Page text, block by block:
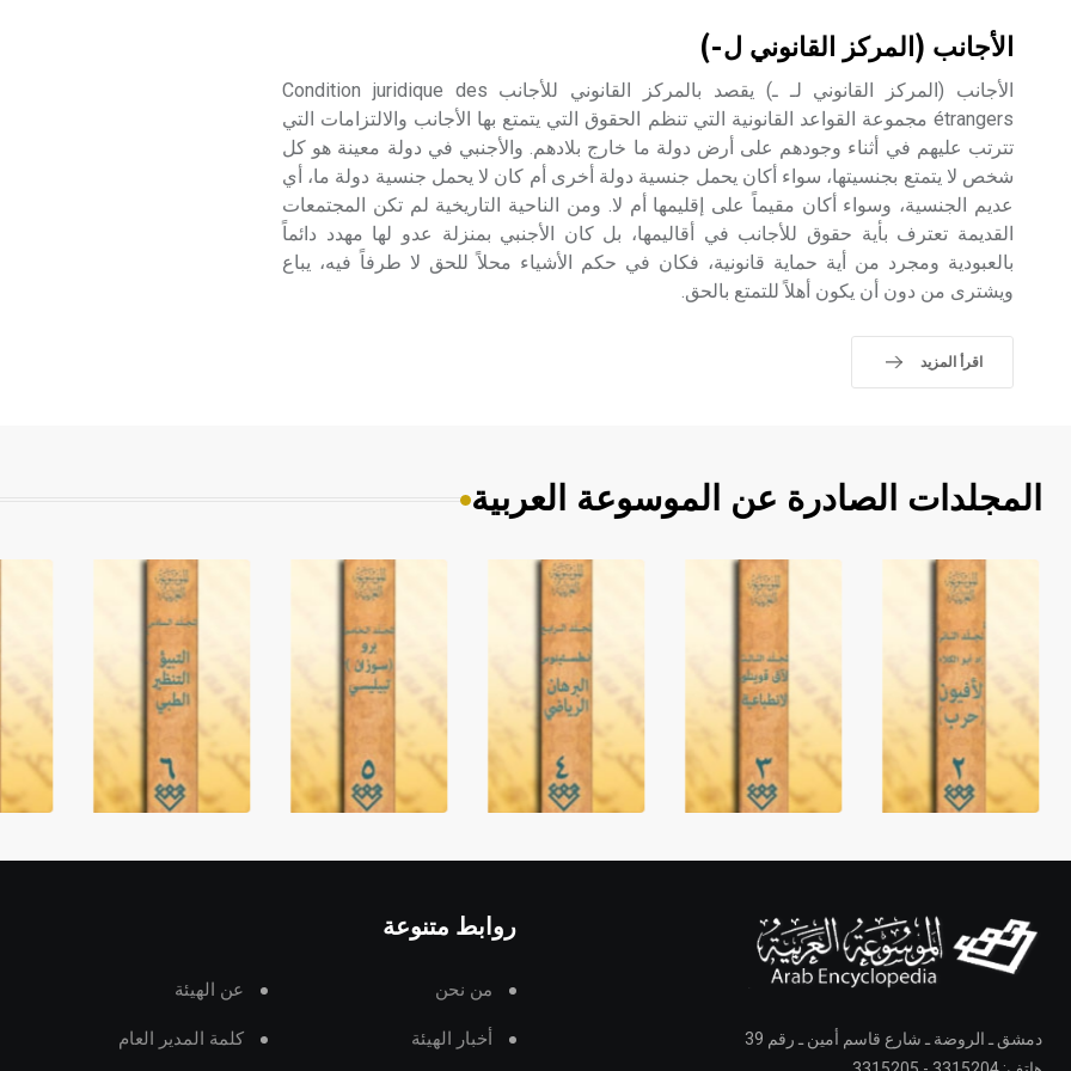
الأجانب (المركز القانوني ل-)
الأجانب (المركز القانوني لـ ـ) يقصد بالمركز القانوني للأجانب Condition juridique des
étrangers مجموعة القواعد القانونية التي تنظم الحقوق التي يتمتع بها الأجانب والالتزامات التي
تترتب عليهم في أثناء وجودهم على أرض دولة ما خارج بلادهم. والأجنبي في دولة معينة هو كل
شخص لا يتمتع بجنسيتها، سواء أكان يحمل جنسية دولة أخرى أم كان لا يحمل جنسية دولة ما، أي
عديم الجنسية، وسواء أكان مقيماً على إقليمها أم لا. ومن الناحية التاريخية لم تكن المجتمعات
القديمة تعترف بأية حقوق للأجانب في أقاليمها، بل كان الأجنبي بمنزلة عدو لها مهدد دائماً
بالعبودية ومجرد من أية حماية قانونية، فكان في حكم الأشياء محلاً للحق لا طرفاً فيه، يباع
ويشترى من دون أن يكون أهلاً للتمتع بالحق.
اقرأ المزيد
المجلدات الصادرة عن الموسوعة العربية
دمشق ـ الروضة ـ شارع قاسم أمين ـ رقم 39
روابط متنوعة
من نحن عن الهيئة
أخبار الهيئة كلمة المدير العام